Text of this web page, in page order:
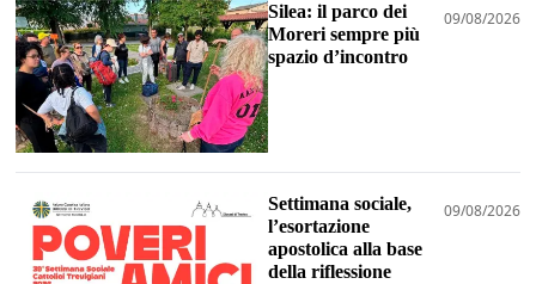
Silea: il parco dei
Moreri sempre più
spazio d’incontro
09/08/2026
Settimana sociale,
l’esortazione
apostolica alla base
della riflessione
09/08/2026